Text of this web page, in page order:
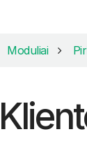
Moduliai